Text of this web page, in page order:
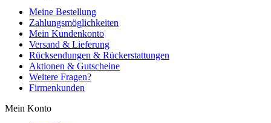
Meine Bestellung
Zahlungsmöglichkeiten
Mein Kundenkonto
Versand & Lieferung
Rücksendungen & Rückerstattungen
Aktionen & Gutscheine
Weitere Fragen?
Firmenkunden
Mein Konto